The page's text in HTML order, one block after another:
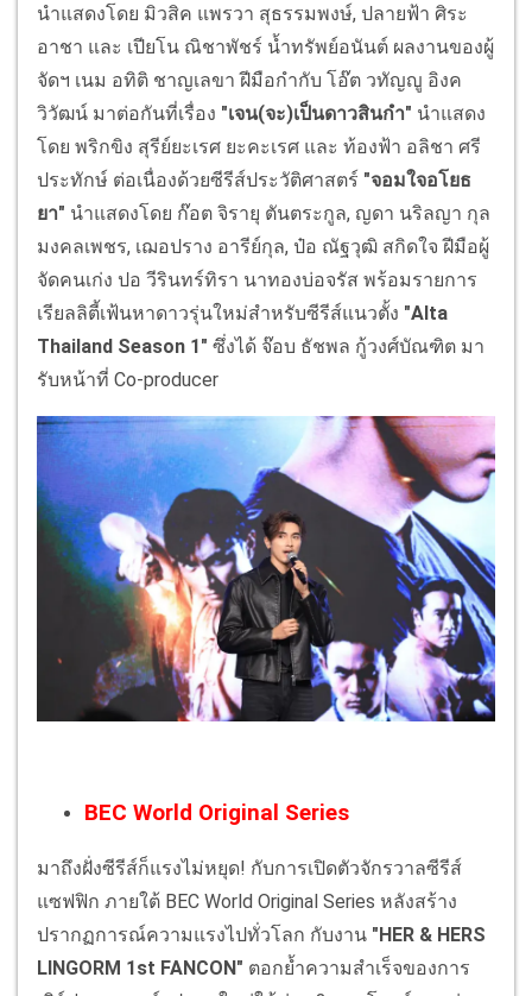
นำแสดงโดย มิวสิค แพรวา สุธรรมพงษ์, ปลายฟ้า ศิระ
อาชา และ เปียโน ณิชาพัชร์ น้ำทรัพย์อนันต์ ผลงานของผู้
จัดฯ เนม อทิติ ชาญเลขา ฝีมือกำกับ โอ๊ต วทัญญู อิงค
วิวัฒน์ มาต่อกันที่เรื่อง "เจน(จะ)เป็นดาวสินกำ" นำแสดง
โดย พริกขิง สุรีย์ยะเรศ ยะคะเรศ และ ท้องฟ้า อลิชา ศรี
ประทักษ์ ต่อเนื่องด้วยซีรีส์ประวัติศาสตร์ "จอมใจอโยธ
ยา" นำแสดงโดย ก๊อต จิรายุ ตันตระกูล, ญดา นริลญา กุล
มงคลเพชร, เฌอปราง อารีย์กุล, ป๋อ ณัฐวุฒิ สกิดใจ ฝีมือผู้
จัดคนเก่ง ปอ วีรินทร์ทิรา นาทองบ่อจรัส พร้อมรายการ
เรียลลิตี้เฟ้นหาดาวรุ่นใหม่สำหรับซีรีส์แนวตั้ง "Alta
Thailand Season 1" ซึ่งได้ จ๊อบ ธัชพล กู้วงศ์บัณฑิต มา
รับหน้าที่ Co-producer
BEC World Original Series
มาถึงฝั่งซีรีส์ก็แรงไม่หยุด! กับการเปิดตัวจักรวาลซีรีส์
แซฟฟิก ภายใต้ BEC World Original Series หลังสร้าง
ปรากฏการณ์ความแรงไปทั่วโลก กับงาน "HER & HERS
LINGORM 1st FANCON" ตอกย้ำความสำเร็จของการ